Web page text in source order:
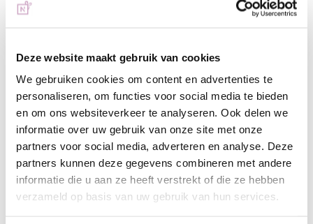
Deze website maakt gebruik van cookies
We gebruiken cookies om content en advertenties te
personaliseren, om functies voor social media te bieden
en om ons websiteverkeer te analyseren. Ook delen we
informatie over uw gebruik van onze site met onze
partners voor social media, adverteren en analyse. Deze
partners kunnen deze gegevens combineren met andere
informatie die u aan ze heeft verstrekt of die ze hebben
verzameld op basis van uw gebruik van hun services.
acryl/gel
In de plaklaag van de gekleurde gelpolish
- Bereid de natuurlijke nagel voor door de glans te verwijderen,
dehydrateren met magic prep en de ultrabond aan te brengen
- Breng de rubber base, superbond base gel, of Be Jeweled
base/top aan
- Kies een gelpolish naar wens, breng deze 2 dunne lagen aan
(telkens uitharden, 30 sec sunlight, 2 min UV)